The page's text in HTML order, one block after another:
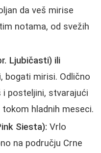
da veš mirise
notama, od svežih
Ljubičasti) ili
bogati mirisi. Odlično
i posteljini, stvarajući
hladnih meseci.
Siesta): Vrlo
na području Crne